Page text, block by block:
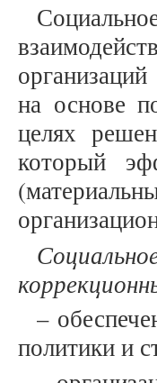
на основе
целях
который
–
политики и